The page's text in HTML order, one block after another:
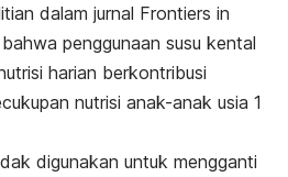
dalam jurnal Frontiers in
penggunaan susu kental
harian berkontribusi
nutrisi anak-anak usia 1
digunakan untuk mengganti